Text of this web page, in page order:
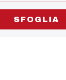
SFOGLIA